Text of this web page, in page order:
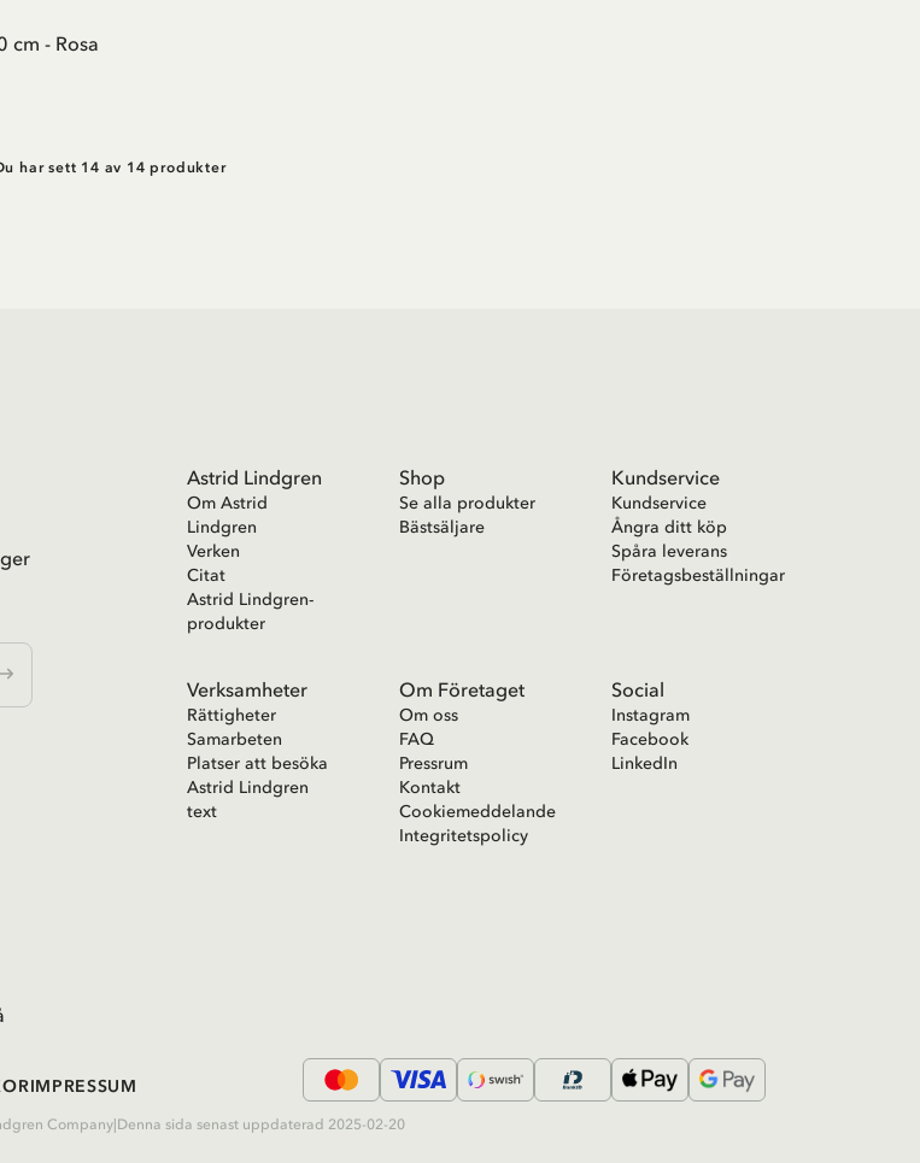
cm - Rosa
har sett 14 av 14 produkter
Astrid Lindgren
Om Astrid
Lindgren
Verken
Citat
Astrid Lindgren-
produkter
Shop
Se alla produkter
Bästsäljare
Kundservice
Kundservice
Ångra ditt köp
Spåra leverans
Företagsbeställningar
Verksamheter
Rättigheter
Samarbeten
Platser att besöka
Astrid Lindgren
text
Om Företaget
Om oss
FAQ
Pressrum
Kontakt
Cookiemeddelande
Integritetspolicy
Social
Instagram
Facebook
LinkedIn
IMPRESSUM
Company|Denna sida senast uppdaterad 2025-02-20